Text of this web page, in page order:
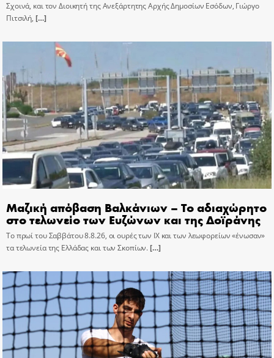
Σχοινά, και τον Διοικητή της Ανεξάρτητης Αρχής Δημοσίων Εσόδων, Γιώργο
Πιτσιλή, […]
Μαζική απόβαση Βαλκάνιων – Το αδιαχώρητο
στο τελωνείο των Ευζώνων και της Δοϊράνης
Το πρωί του Σαββάτου 8.8.26, οι ουρές των ΙΧ και των λεωφορείων «ένωσαν»
τα τελωνεία της Ελλάδας και των Σκοπίων.[…]